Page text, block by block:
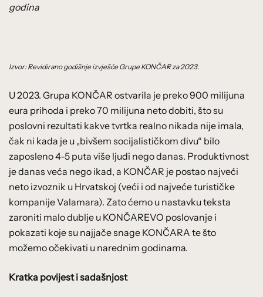
godina
Izvor: Revidirano godišnje izvješće Grupe KONČAR za 2023.
U 2023. Grupa KONČAR ostvarila je preko 900 milijuna
eura prihoda i preko 70 milijuna neto dobiti, što su
poslovni rezultati kakve tvrtka realno nikada nije imala,
čak ni kada je u „bivšem socijalističkom divu“ bilo
zaposleno 4-5 puta više ljudi nego danas. Produktivnost
je danas veća nego ikad, a KONČAR je postao najveći
neto izvoznik u Hrvatskoj (veći i od najveće turističke
kompanije Valamara). Zato ćemo u nastavku teksta
zaroniti malo dublje u KONČAREVO poslovanje i
pokazati koje su najjače snage KONČARA te što
možemo očekivati u narednim godinama.
Kratka povijest i sadašnjost